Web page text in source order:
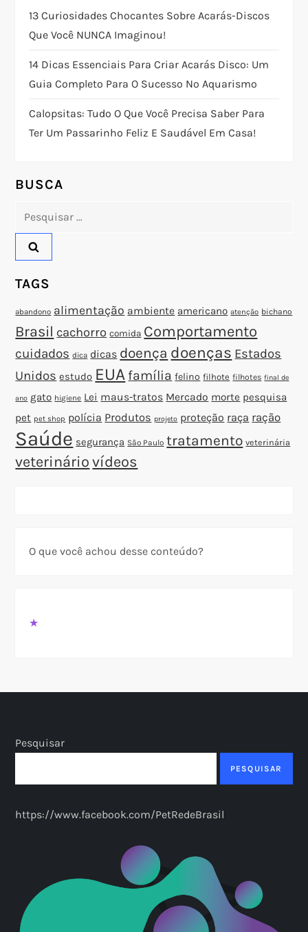
ç
ã
o
d
e
P
o
s
t
13 Curiosidades Chocantes Sobre Acarás-Discos
Que Você NUNCA Imaginou!
14 Dicas Essenciais Para Criar Acarás Disco: Um
Guia Completo Para O Sucesso No Aquarismo
Calopsitas: Tudo O Que Você Precisa Saber Para
Ter Um Passarinho Feliz E Saudável Em Casa!
BUSCA
Pesquisar
TAGS
abandono alimentação ambiente americano atenção bichano
Brasil cachorro comida Comportamento
cuidados dica dicas doença doenças Estados
Unidos estudo EUA família felino filhote filhotes final de
ano gato higiene Lei maus-tratos Mercado morte pesquisa
pet pet shop polícia Produtos projeto proteção raça ração
Saúde segurança São Paulo tratamento veterinária
veterinário vídeos
O que você achou desse conteúdo?
★
Pesquisar
PESQUISAR
https://www.facebook.com/PetRedeBrasil